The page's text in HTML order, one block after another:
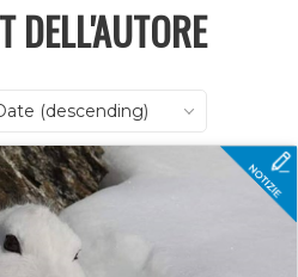
DELL'AUTORE
(descending)